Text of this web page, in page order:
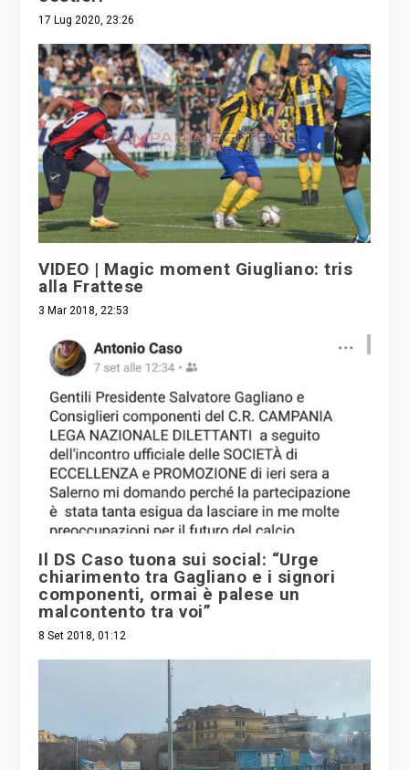
17 Lug 2020, 23:26
VIDEO | Magic moment Giugliano: tris
alla Frattese
Il DS Caso tuona sui social: “Urge
chiarimento tra Gagliano e i signori
componenti, ormai è palese un
malcontento tra voi”